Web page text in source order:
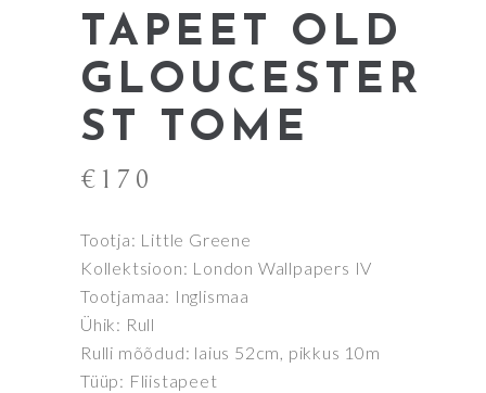
TAPEET OLD
GLOUCESTER
ST TOME
€ 170
Tootja: Little Greene
Kollektsioon: London Wallpapers IV
Tootjamaa: Inglismaa
Ühik: Rull
Rulli mõõdud: laius 52cm, pikkus 10m
Tüüp: Fliistapeet